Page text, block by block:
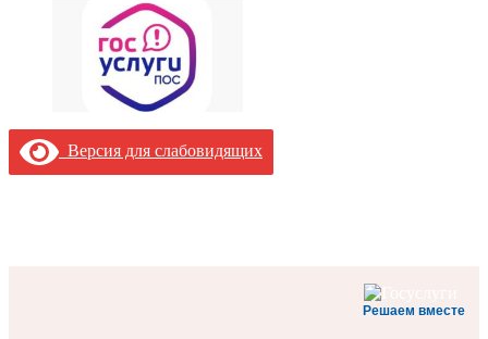
Версия для слабовидящих
Решаем вместе